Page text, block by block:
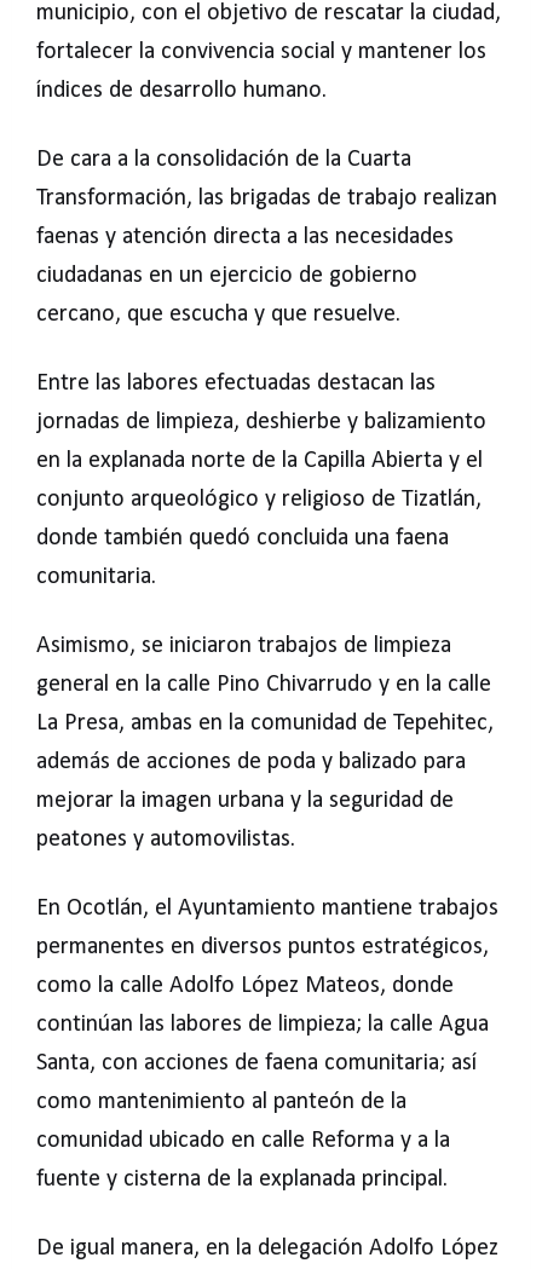
municipio, con el objetivo de rescatar la ciudad,
fortalecer la convivencia social y mantener los
índices de desarrollo humano.
De cara a la consolidación de la Cuarta
Transformación, las brigadas de trabajo realizan
faenas y atención directa a las necesidades
ciudadanas en un ejercicio de gobierno
cercano, que escucha y que resuelve.
Entre las labores efectuadas destacan las
jornadas de limpieza, deshierbe y balizamiento
en la explanada norte de la Capilla Abierta y el
conjunto arqueológico y religioso de Tizatlán,
donde también quedó concluida una faena
comunitaria.
Asimismo, se iniciaron trabajos de limpieza
general en la calle Pino Chivarrudo y en la calle
La Presa, ambas en la comunidad de Tepehitec,
además de acciones de poda y balizado para
mejorar la imagen urbana y la seguridad de
peatones y automovilistas.
En Ocotlán, el Ayuntamiento mantiene trabajos
permanentes en diversos puntos estratégicos,
como la calle Adolfo López Mateos, donde
continúan las labores de limpieza; la calle Agua
Santa, con acciones de faena comunitaria; así
como mantenimiento al panteón de la
comunidad ubicado en calle Reforma y a la
fuente y cisterna de la explanada principal.
De igual manera, en la delegación Adolfo López